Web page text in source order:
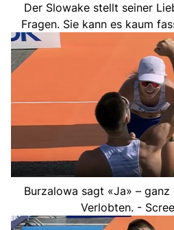
Der Slowake stellt seiner
Fragen. Sie kann es kaum
Burzalowa sagt «Ja» –
Verlobten. -